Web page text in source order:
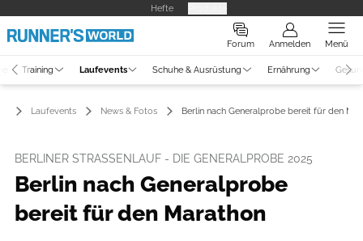
Hefte
Forum Anmelden Menü
Training Laufevents Schuhe & Ausrüstung Ernährung
Laufevents News & Fotos Berlin nach Generalprobe bereit für den
BERLINER STRASSENLAUF - DIE GENERALPROBE 2025
Berlin nach Generalprobe
bereit für den Marathon